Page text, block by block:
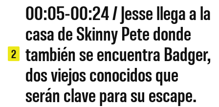
2
00:05-00:24 / Jesse llega a la
casa de Skinny Pete donde
también se encuentra Badger,
dos viejos conocidos que
serán clave para su escape.